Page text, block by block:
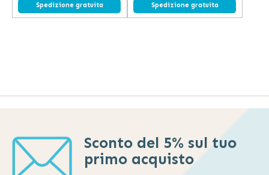
Spedizione gratuita Spedizione gratuita
Sconto del 5% sul tuo
primo acquisto